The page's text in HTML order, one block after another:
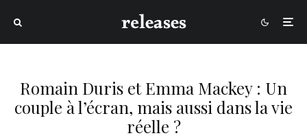
Romain Duris et Emma Mackey : Un
couple à l’écran, mais aussi dans la vie
réelle ?